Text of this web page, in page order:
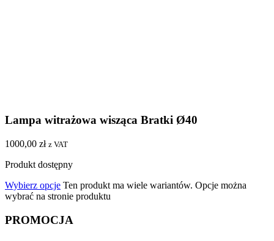
Lampa witrażowa wisząca Bratki Ø40
1000,00 zł z VAT
Produkt dostępny
Wybierz opcje Ten produkt ma wiele wariantów. Opcje można
wybrać na stronie produktu
PROMOCJA